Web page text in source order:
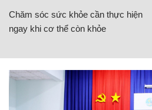
Chăm sóc sức khỏe cần thực hiện
ngay khi cơ thể còn khỏe